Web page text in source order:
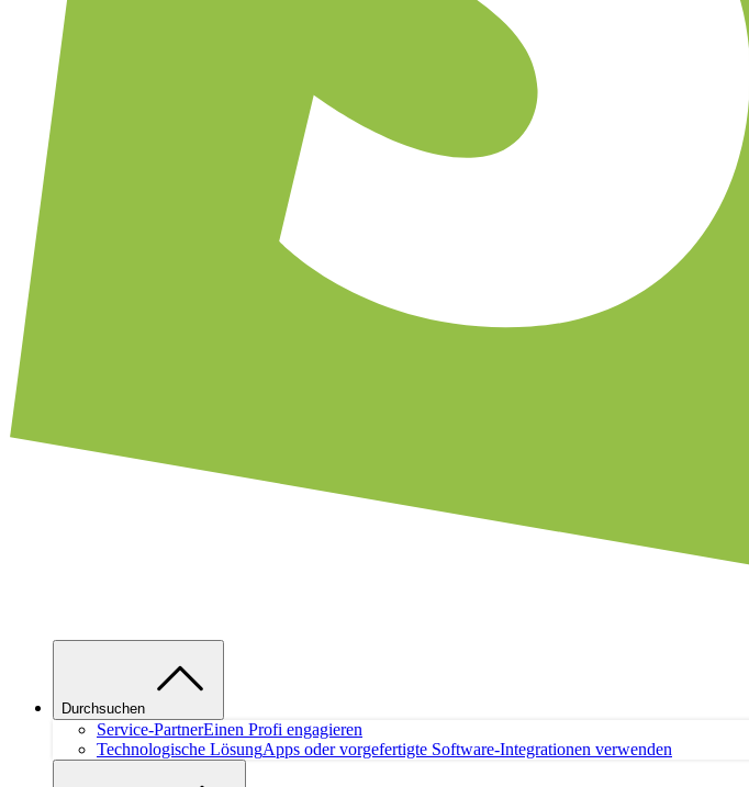
Durchsuchen
Service-PartnerEinen Profi engagieren
Technologische LösungApps oder vorgefertigte Software-Integrationen verwenden